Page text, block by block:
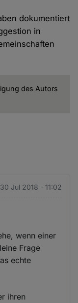
dokumentiert
in
des Autors
Jul 2018 - 11:02
wenn einer
Frage
echte
ihren